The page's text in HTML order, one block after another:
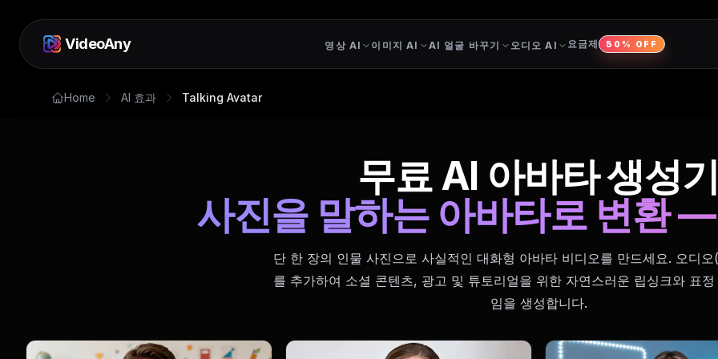
VideoAny 영상 AI 이미지 AI AI 얼굴 바꾸기 오디오 AI 요금제 50% OFF
Home AI 효과 Talking Avatar
무료 AI 아바타 생성
사진을 말하는 아바타로 변환
단 한 장의 인물 사진으로 사실적인 대화형 아바타 비디오를 만드세요. 오디
를 추가하여 소셜 콘텐츠, 광고 및 튜토리얼을 위한 자연스러운 립싱크와 표
임을 생성합니다.